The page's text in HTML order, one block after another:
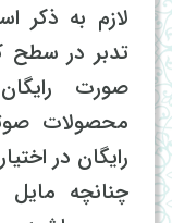
لازم به ذکر
تدبر در سطح
صورت
محصولات
رایگان در
چنانچه